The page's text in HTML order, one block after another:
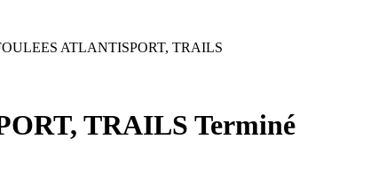
ATLANTISPORT, TRAILS
TRAILS Terminé